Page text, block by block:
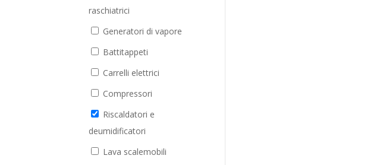
raschiatrici
Generatori di vapore
Battitappeti
Carrelli elettrici
Compressori
Riscaldatori e
deumidificatori
Lava scalemobili